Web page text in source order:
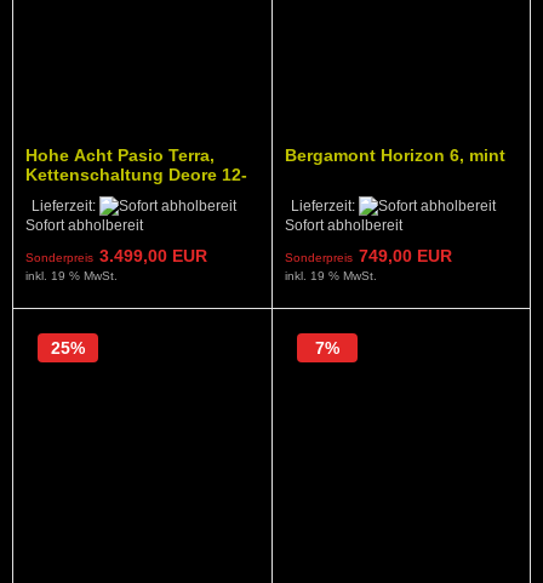
Hohe Acht Pasio Terra,
Kettenschaltung Deore 12-
fach, kraterwand
Lieferzeit:
Sofort abholbereit
Sonderpreis 3.499,00 EUR
inkl. 19 % MwSt.
Bergamont Horizon 6, mint
Lieferzeit:
Sofort abholbereit
Sonderpreis 749,00 EUR
inkl. 19 % MwSt.
25% 7%